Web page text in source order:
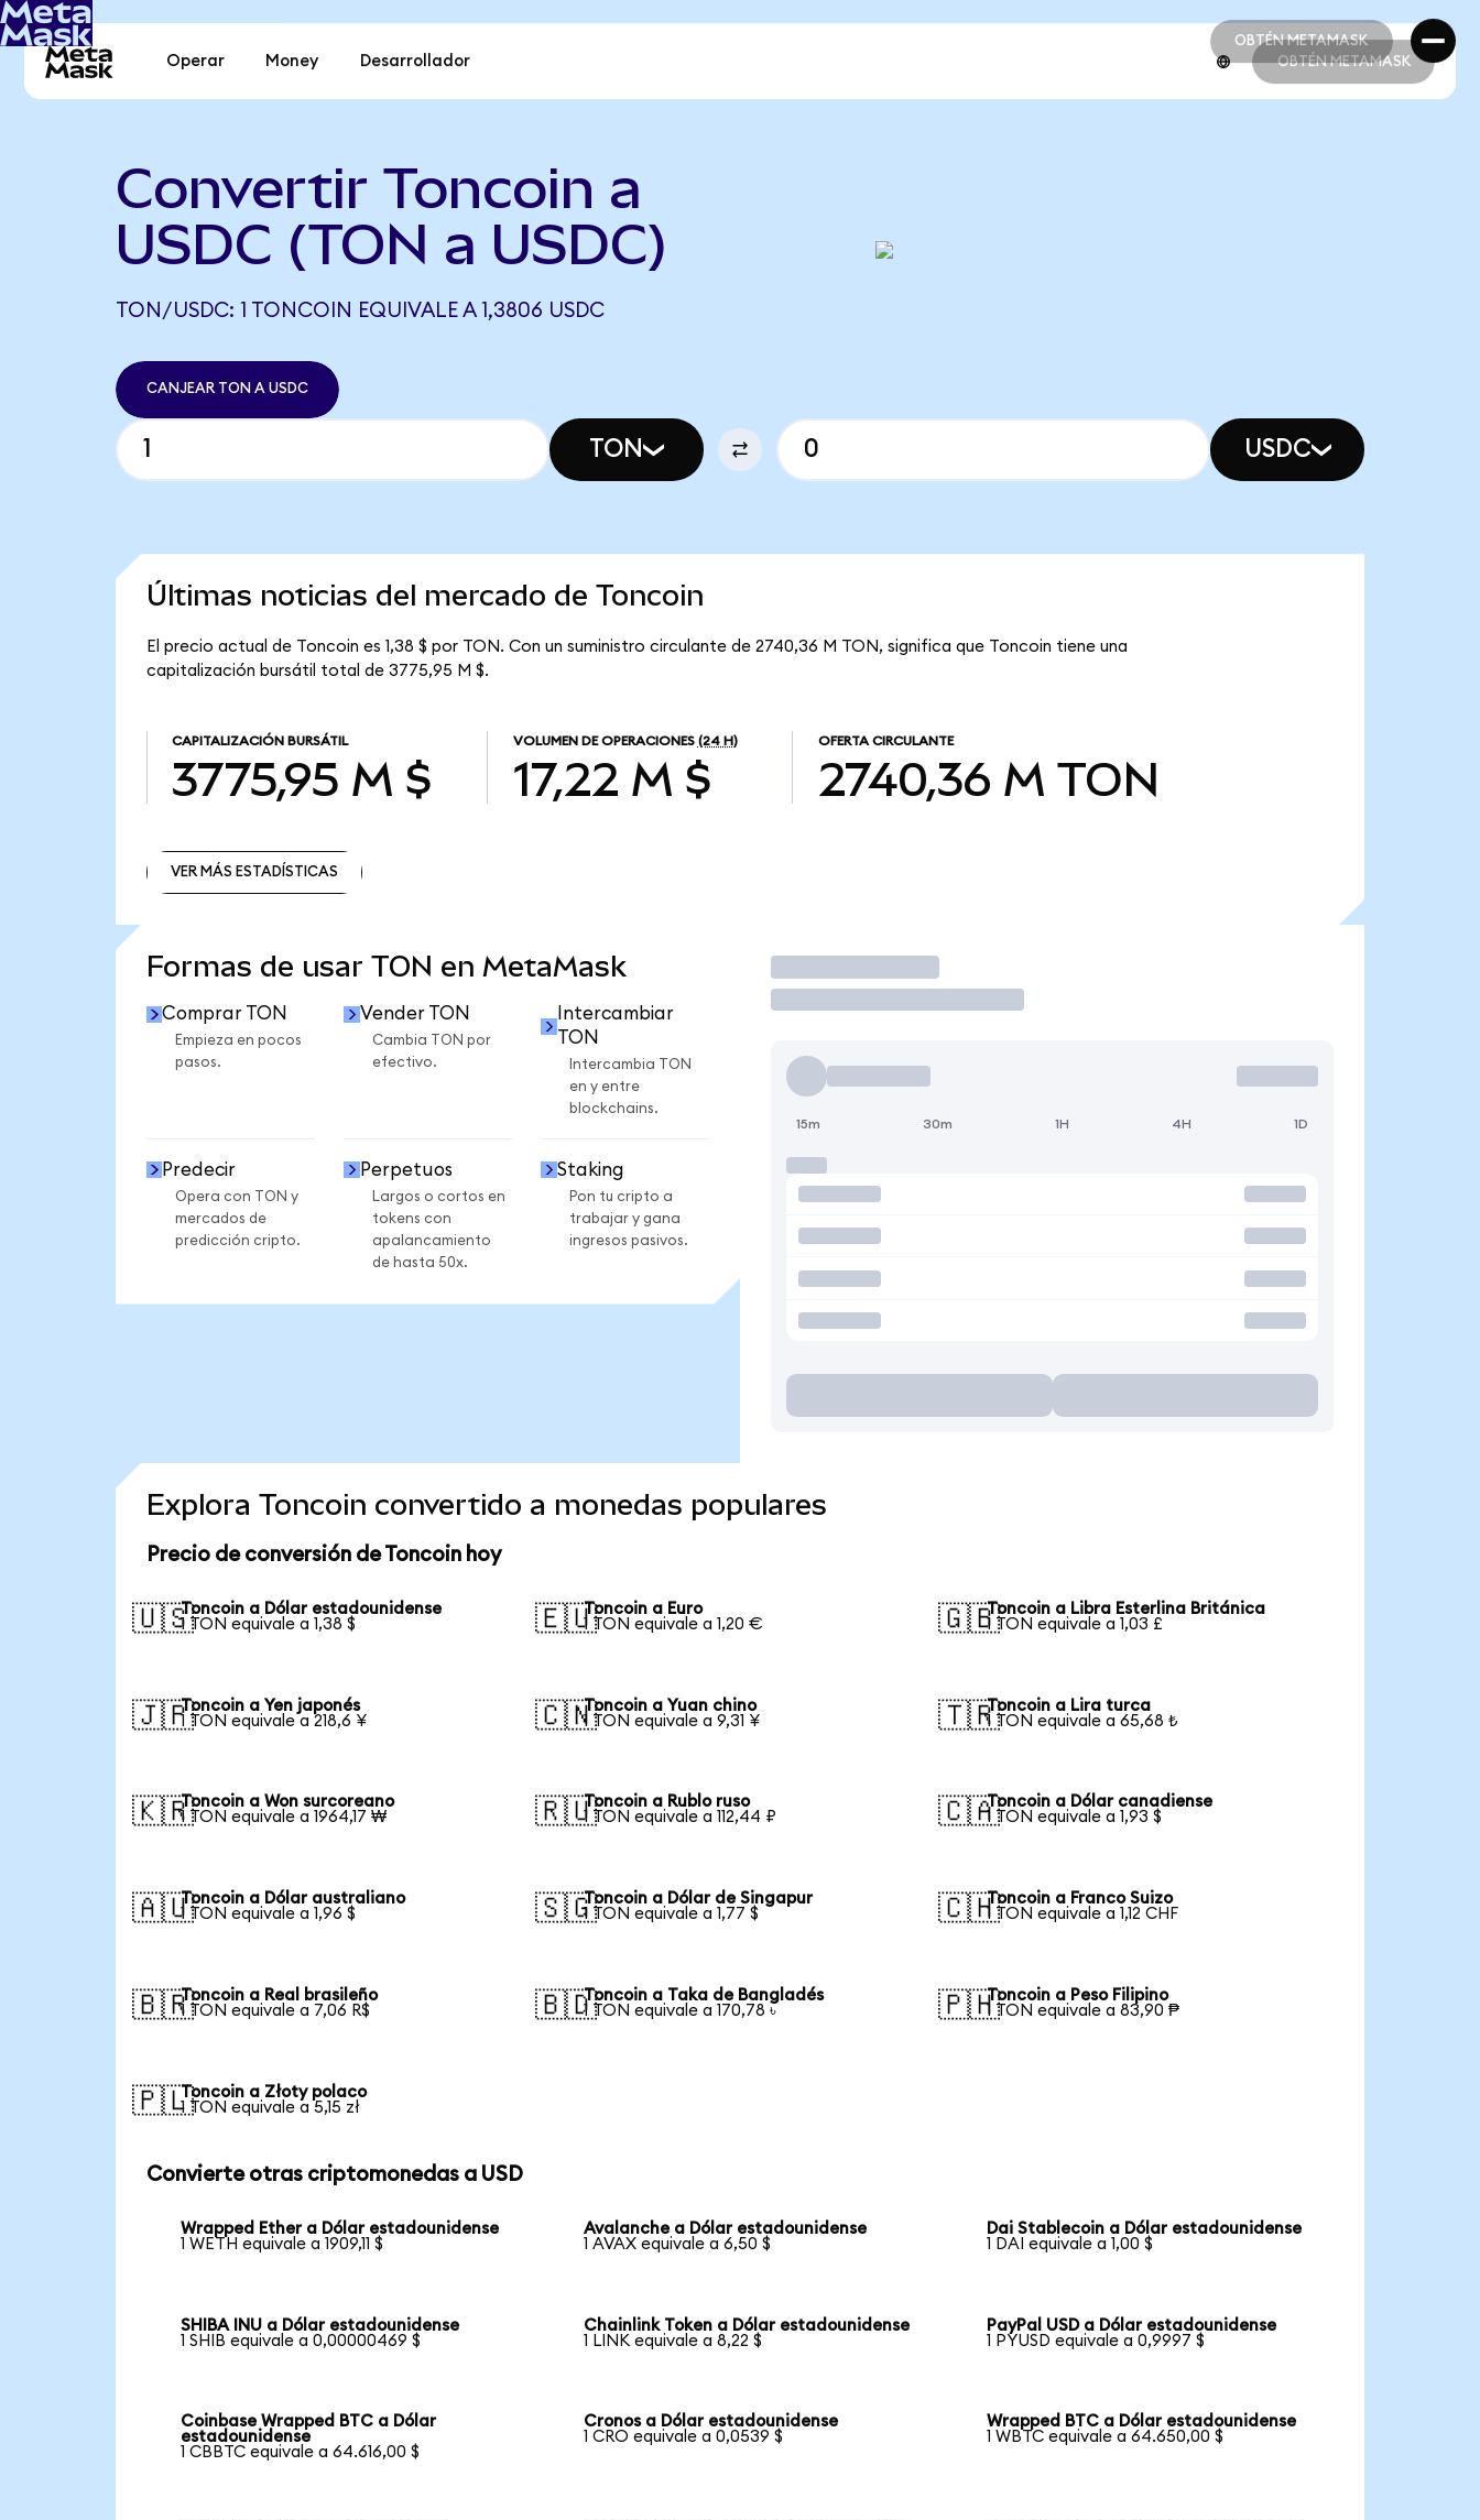
OBTÉN METAMASK
OBTÉN METAMASK
Operar Money Desarrollador OBTÉN METAMASK
Convertir Toncoin a
USDC (TON a USDC)
TON/USDC: 1 TONCOIN EQUIVALE A 1,3806 USDC
CANJEAR TON A USDC
TON USDC
Últimas noticias del mercado de Toncoin
El precio actual de Toncoin es 1,38 $ por TON. Con un suministro circulante de 2740,36 M TON, significa que Toncoin tiene una
capitalización bursátil total de 3775,95 M $.
CAPITALIZACIÓN BURSÁTIL
3775,95 M $
VOLUMEN DE OPERACIONES (24 H)
17,22 M $
OFERTA CIRCULANTE
2740,36 M TON
VER MÁS ESTADÍSTICAS
Formas de usar TON en MetaMask
Comprar TON
Empieza en pocos
pasos.
Vender TON
Cambia TON por
efectivo.
Intercambiar
TON
Intercambia TON
en y entre
blockchains.
Predecir
Opera con TON y
mercados de
predicción cripto.
Perpetuos
Largos o cortos en
tokens con
apalancamiento
de hasta 50x.
Staking
Pon tu cripto a
trabajar y gana
ingresos pasivos.
Operar
15m 30m 1H 4H 1D
Explora Toncoin convertido a monedas populares
Precio de conversión de Toncoin hoy
🇺🇸Toncoin a Dólar estadounidense
1 TON equivale a 1,38 $
🇪🇺Toncoin a Euro
1 TON equivale a 1,20 €
🇬🇧Toncoin a Libra Esterlina Británica
1 TON equivale a 1,03 £
🇯🇵Toncoin a Yen japonés
1 TON equivale a 218,6 ¥
🇨🇳Toncoin a Yuan chino
1 TON equivale a 9,31 ¥
🇹🇷Toncoin a Lira turca
1 TON equivale a 65,68 ₺
🇰🇷Toncoin a Won surcoreano
1 TON equivale a 1964,17 ₩
🇷🇺Toncoin a Rublo ruso
1 TON equivale a 112,44 ₽
🇨🇦Toncoin a Dólar canadiense
1 TON equivale a 1,93 $
🇦🇺Toncoin a Dólar australiano
1 TON equivale a 1,96 $
🇸🇬Toncoin a Dólar de Singapur
1 TON equivale a 1,77 $
🇨🇭Toncoin a Franco Suizo
1 TON equivale a 1,12 CHF
🇧🇷Toncoin a Real brasileño
1 TON equivale a 7,06 R$
🇧🇩Toncoin a Taka de Bangladés
1 TON equivale a 170,78 ৳
🇵🇭Toncoin a Peso Filipino
1 TON equivale a 83,90 ₱
🇵🇱Toncoin a Złoty polaco
1 TON equivale a 5,15 zł
Convierte otras criptomonedas a USD
Wrapped Ether a Dólar estadounidense
1 WETH equivale a 1909,11 $
Avalanche a Dólar estadounidense
1 AVAX equivale a 6,50 $
Dai Stablecoin a Dólar estadounidense
1 DAI equivale a 1,00 $
SHIBA INU a Dólar estadounidense
1 SHIB equivale a 0,00000469 $
Chainlink Token a Dólar estadounidense
1 LINK equivale a 8,22 $
PayPal USD a Dólar estadounidense
1 PYUSD equivale a 0,9997 $
Coinbase Wrapped BTC a Dólar
estadounidense
1 CBBTC equivale a 64.616,00 $
Cronos a Dólar estadounidense
1 CRO equivale a 0,0539 $
Wrapped BTC a Dólar estadounidense
1 WBTC equivale a 64.650,00 $